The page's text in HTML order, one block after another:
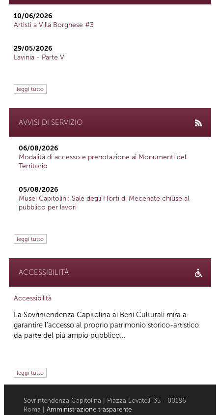
10/06/2026
Artisti a Villa Borghese #3
29/05/2026
Lavinia - Parte V
leggi tutto
AVVISI DI SERVIZIO
06/08/2026
Modalità di accesso e prenotazione ai Monumenti del
Territorio
05/08/2026
Musei Capitolini: Sale degli Horti di Mecenate chiuse al
pubblico per lavori
leggi tutto
ACCESSIBILITÀ
Accessibilità
La Sovrintendenza Capitolina ai Beni Culturali mira a
garantire l’accesso al proprio patrimonio storico-artistico
da parte del più ampio pubblico...
leggi tutto
Sovrintendenza Capitolina | Piazza Lovatelli 35 - 00186
Roma | Amministrazione trasparente